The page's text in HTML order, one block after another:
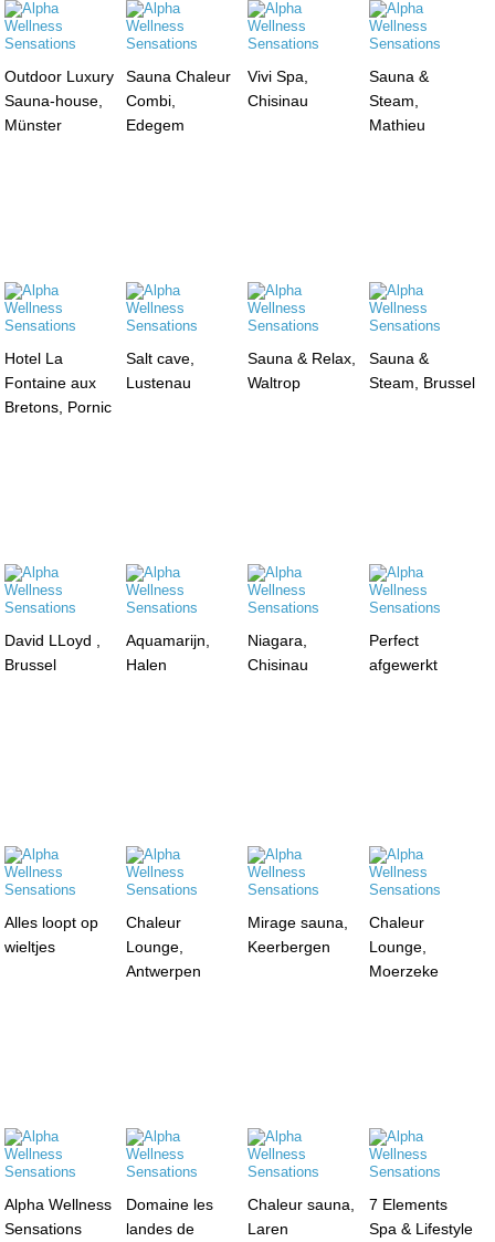
Outdoor Luxury
Sauna-house,
Münster
Sauna Chaleur
Combi,
Edegem
Vivi Spa,
Chisinau
Sauna &
Steam,
Mathieu
Hotel La
Fontaine aux
Bretons, Pornic
Salt cave,
Lustenau
Sauna & Relax,
Waltrop
Sauna &
Steam, Brussel
David LLoyd ,
Brussel
Aquamarijn,
Halen
Niagara,
Chisinau
Perfect
afgewerkt
Alles loopt op
wieltjes
Chaleur
Lounge,
Antwerpen
Mirage sauna,
Keerbergen
Chaleur
Lounge,
Moerzeke
Alpha Wellness
Sensations
Domaine les
landes de
Chaleur sauna,
Laren
7 Elements
Spa & Lifestyle